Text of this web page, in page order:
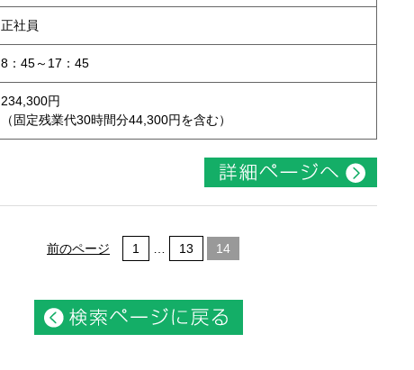
正社員
8：45～17：45
234,300円
（固定残業代30時間分44,300円を含む）
前のページ 1 13 14